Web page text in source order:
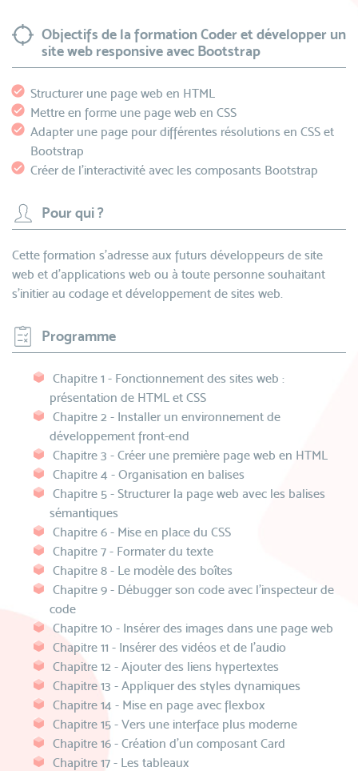
Objectifs de la formation Coder et développer un
site web responsive avec Bootstrap
Structurer une page web en HTML
Mettre en forme une page web en CSS
Adapter une page pour différentes résolutions en CSS et
Bootstrap
Créer de l'interactivité avec les composants Bootstrap
Pour qui ?
Cette formation s’adresse aux futurs développeurs de site
web et d'applications web ou à toute personne souhaitant
s'initier au codage et développement de sites web.
Programme
Chapitre 1 - Fonctionnement des sites web :
présentation de HTML et CSS
Chapitre 2 - Installer un environnement de
développement front-end
Chapitre 3 - Créer une première page web en HTML
Chapitre 4 - Organisation en balises
Chapitre 5 - Structurer la page web avec les balises
sémantiques
Chapitre 6 - Mise en place du CSS
Chapitre 7 - Formater du texte
Chapitre 8 - Le modèle des boîtes
Chapitre 9 - Débugger son code avec l'inspecteur de
code
Chapitre 10 - Insérer des images dans une page web
Chapitre 11 - Insérer des vidéos et de l'audio
Chapitre 12 - Ajouter des liens hypertextes
Chapitre 13 - Appliquer des styles dynamiques
Chapitre 14 - Mise en page avec flexbox
Chapitre 15 - Vers une interface plus moderne
Chapitre 16 - Création d'un composant Card
Chapitre 17 - Les tableaux